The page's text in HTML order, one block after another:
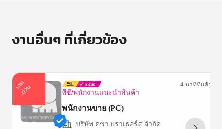
งานอื่นๆ ที่เกี่ยวข้อง
ง
า
น
ด่
ว
น พีซี/พนักงานแนะนำสินค้า
4 นาทีที่แล้ว
พนักงานขาย (PC)
บริษัท คชา บราเธอร์ส จำกัด